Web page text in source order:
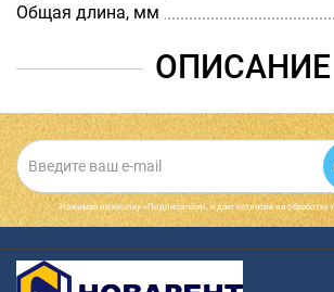
Общая длина, мм
ОПИСАНИЕ
Нажимая на кнопку «Подписаться», я даю cогласие на обработку